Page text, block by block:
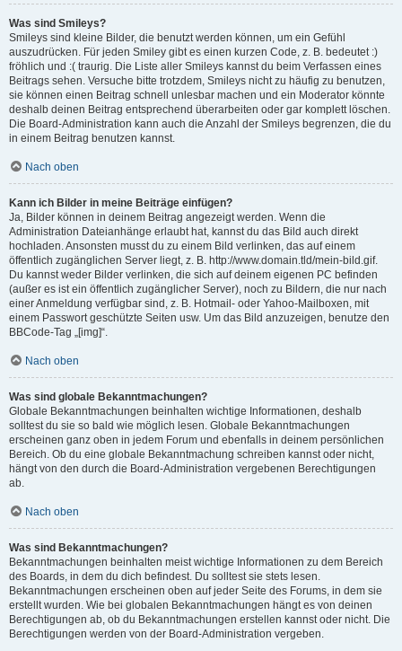
Was sind Smileys?
Smileys sind kleine Bilder, die benutzt werden können, um ein Gefühl
auszudrücken. Für jeden Smiley gibt es einen kurzen Code, z. B. bedeutet :)
fröhlich und :( traurig. Die Liste aller Smileys kannst du beim Verfassen eines
Beitrags sehen. Versuche bitte trotzdem, Smileys nicht zu häufig zu benutzen,
sie können einen Beitrag schnell unlesbar machen und ein Moderator könnte
deshalb deinen Beitrag entsprechend überarbeiten oder gar komplett löschen.
Die Board-Administration kann auch die Anzahl der Smileys begrenzen, die du
in einem Beitrag benutzen kannst.
Nach oben
Kann ich Bilder in meine Beiträge einfügen?
Ja, Bilder können in deinem Beitrag angezeigt werden. Wenn die
Administration Dateianhänge erlaubt hat, kannst du das Bild auch direkt
hochladen. Ansonsten musst du zu einem Bild verlinken, das auf einem
öffentlich zugänglichen Server liegt, z. B. http://www.domain.tld/mein-bild.gif.
Du kannst weder Bilder verlinken, die sich auf deinem eigenen PC befinden
(außer es ist ein öffentlich zugänglicher Server), noch zu Bildern, die nur nach
einer Anmeldung verfügbar sind, z. B. Hotmail- oder Yahoo-Mailboxen, mit
einem Passwort geschützte Seiten usw. Um das Bild anzuzeigen, benutze den
BBCode-Tag „[img]“.
Nach oben
Was sind globale Bekanntmachungen?
Globale Bekanntmachungen beinhalten wichtige Informationen, deshalb
solltest du sie so bald wie möglich lesen. Globale Bekanntmachungen
erscheinen ganz oben in jedem Forum und ebenfalls in deinem persönlichen
Bereich. Ob du eine globale Bekanntmachung schreiben kannst oder nicht,
hängt von den durch die Board-Administration vergebenen Berechtigungen
ab.
Nach oben
Was sind Bekanntmachungen?
Bekanntmachungen beinhalten meist wichtige Informationen zu dem Bereich
des Boards, in dem du dich befindest. Du solltest sie stets lesen.
Bekanntmachungen erscheinen oben auf jeder Seite des Forums, in dem sie
erstellt wurden. Wie bei globalen Bekanntmachungen hängt es von deinen
Berechtigungen ab, ob du Bekanntmachungen erstellen kannst oder nicht. Die
Berechtigungen werden von der Board-Administration vergeben.